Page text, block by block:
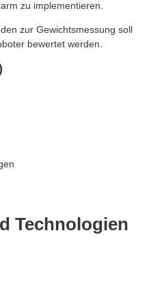
zu implementieren.
zur Gewichtsmessung soll
bewertet werden.
Technologien